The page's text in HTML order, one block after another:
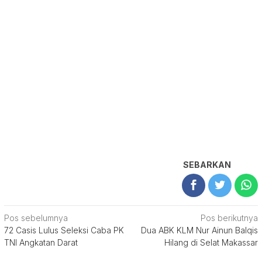
SEBARKAN
Navigasi
pos
Pos sebelumnya
72 Casis Lulus Seleksi Caba PK
TNI Angkatan Darat
Pos berikutnya
Dua ABK KLM Nur Ainun Balqis
Hilang di Selat Makassar